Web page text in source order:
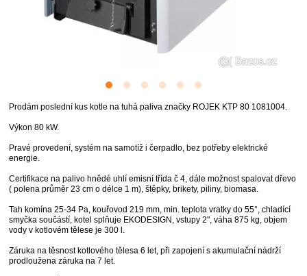
Prodám poslední kus kotle na tuhá paliva značky ROJEK KTP 80 1081004.
Výkon 80 kW.
Pravé provedení, systém na samotíž i čerpadlo, bez potřeby elektrické
energie.
Certifikace na palivo hnědé uhlí emisní třída č 4, dále možnost spalovat dřevo
( polena průměr 23 cm o délce 1 m), štěpky, brikety, piliny, biomasa.
Tah komína 25-34 Pa, kouřovod 219 mm, min. teplota vratky do 55°, chladící
smyčka součástí, kotel splňuje EKODESIGN, vstupy 2", váha 875 kg, objem
vody v kotlovém tělese je 300 l.
Záruka na těsnost kotlového tělesa 6 let, při zapojení s akumulační nádrží
prodloužena záruka na 7 let.